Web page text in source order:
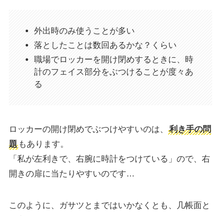
外出時のみ使うことが多い
落としたことは数回あるかな？くらい
職場でロッカーを開け閉めするときに、時
計のフェイス部分をぶつけることが度々あ
る
ロッカーの開け閉めでぶつけやすいのは、
利き手の問
題もあります。
「私が左利きで、右腕に時計をつけている」ので、右
開きの扉に当たりやすいのです…
このように、ガサツとまではいかなくとも、几帳面と